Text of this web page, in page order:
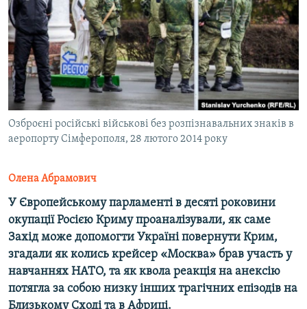
ДЕПОРТАЦІЯ
ВІДЕОУРОКИ «ELIFBE»
СВІДЧЕННЯ ОКУПАЦІЇ
УКРАЇНСЬКА ПРОБЛЕМА КРИМУ
ІНФОГРАФІКА
ЯК ОБІЙТИ БЛОКУВАННЯ
Русский
Qırımtatar
ДОЛУЧАЙСЯ!
Усі сайти RFE/RL
Озброєні російські військові без розпізнавальних знаків в
аеропорту Сімферополя, 28 лютого 2014 року
Олена Абрамович
У Європейському парламенті в десяті роковини
окупації Росією Криму проаналізували, як саме
Захід може допомогти Україні повернути Крим,
згадали як колись крейсер «Москва» брав участь у
навчаннях НАТО, та як квола реакція на анексію
потягла за собою низку інших трагічних епізодів на
Близькому Сході та в Африці.